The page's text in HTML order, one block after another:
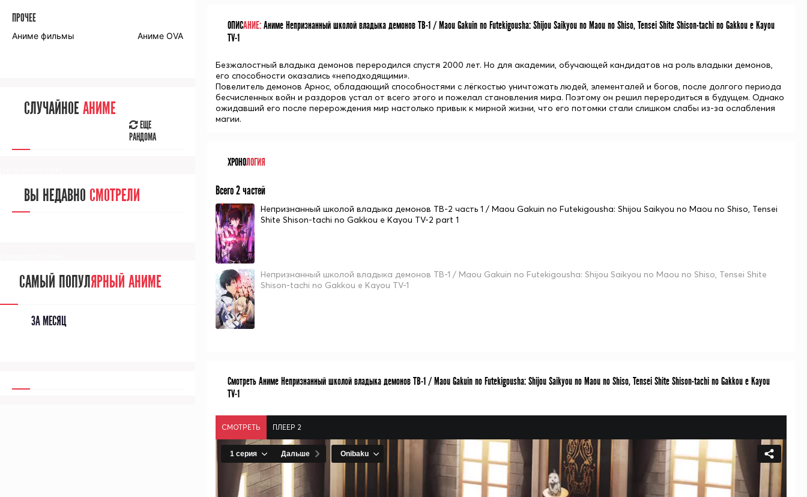
ОПИСАНИЕ:Аниме Непризнанный школой владыка демонов ТВ-1 / Maou Gakuin no Futekigousha: Shijou Saikyou no Maou no Shiso, Tensei Shite Shison-tachi no Gakkou e Kayou
TV-1
Безжалостный владыка демонов переродился спустя 2000 лет. Но для академии, обучающей кандидатов на роль владыки демонов,
его способности оказались «неподходящими».
Повелитель демонов Арнос, обладающий способностями с лёгкостью уничтожать людей, элементалей и богов, после долгого периода
бесчисленных войн и раздоров устал от всего этого и пожелал становления мира. Поэтому он решил переродиться в будущем. Однако
ожидавший его после перерождения мир настолько привык к мирной жизни, что его потомки стали слишком слабы из-за ослабления
магии.
ХРОНОЛОГИЯ
Всего 2 частей
Непризнанный школой владыка демонов ТВ-2 часть 1 / Maou Gakuin no Futekigousha: Shijou Saikyou no Maou no Shiso, Tensei
Shite Shison-tachi no Gakkou e Kayou TV-2 part 1
Непризнанный школой владыка демонов ТВ-1 / Maou Gakuin no Futekigousha: Shijou Saikyou no Maou no Shiso, Tensei Shite
Shison-tachi no Gakkou e Kayou TV-1
Смотреть Аниме Непризнанный школой владыка демонов ТВ-1 / Maou Gakuin no Futekigousha: Shijou Saikyou no Maou no Shiso, Tensei Shite Shison-tachi no Gakkou e Kayou
TV-1
СМОТРЕТЬ ПЛЕЕР 2
ПРОЧЕЕ
Аниме фильмы Аниме OVA
СЛУЧАЙНОЕ АНИМЕ
ЕЩЕ
РАНДОМА
ВЫ НЕДАВНО СМОТРЕЛИ
САМЫЙ ПОПУЛЯРНЫЙ АНИМЕ
ЗА МЕСЯЦ